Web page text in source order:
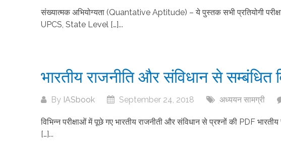
संख्यात्मक अभियोग्यता (Quantative Aptitude) – ये पुस्तक सभी प्रतियोगी
UPCS, State Level […]...
भारतीय राजनीति और संविधान से
By IASbook September 24, 2018 अध्ययन सामग्री
विभिन्न परीक्षाओं में पूछे गए भारतीय राजनीती और संविधान से प्रश्नों की PDF
[…]...